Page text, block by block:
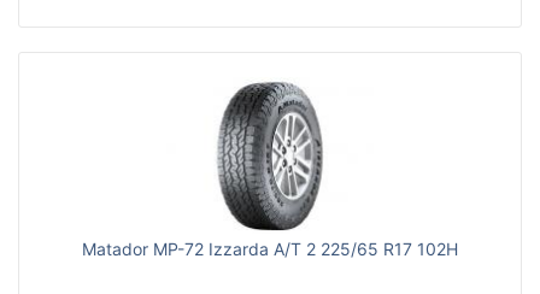
Matador MP-72 Izzarda A/T 2 225/65 R17 102H